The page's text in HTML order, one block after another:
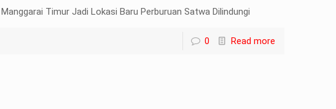
Timur Jadi Lokasi Baru Perburuan Satwa Dilindungi
0 Read more